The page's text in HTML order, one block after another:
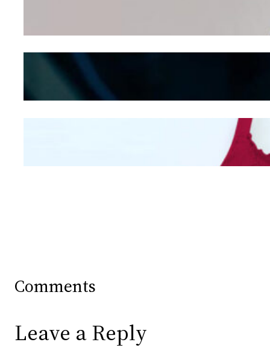
Kepribadian
Mengintip Kepribadian
Wanita Dari Warna Bra
Comments
Leave a Reply